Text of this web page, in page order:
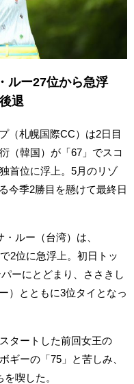
ルー27位から急浮
退
（札幌国際CC）は2日目
（韓国）が「67」でスコ
首位に浮上。5月のリゾ
今季2勝目を懸けて最終日
ルー（台湾）は、
2位に急浮上。初日トッ
ーにとどまり、ささきし
）とともに3位タイとなっ
タートした前回女王の
ギーの「75」と苦しみ、
喫した。